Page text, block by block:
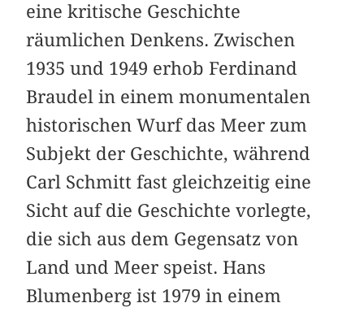
eine kritische Geschichte
räumlichen Denkens. Zwischen
1935 und 1949 erhob Ferdinand
Braudel in einem monumentalen
historischen Wurf das Meer zum
Subjekt der Geschichte, während
Carl Schmitt fast gleichzeitig eine
Sicht auf die Geschichte vorlegte,
die sich aus dem Gegensatz von
Land und Meer speist. Hans
Blumenberg ist 1979 in einem